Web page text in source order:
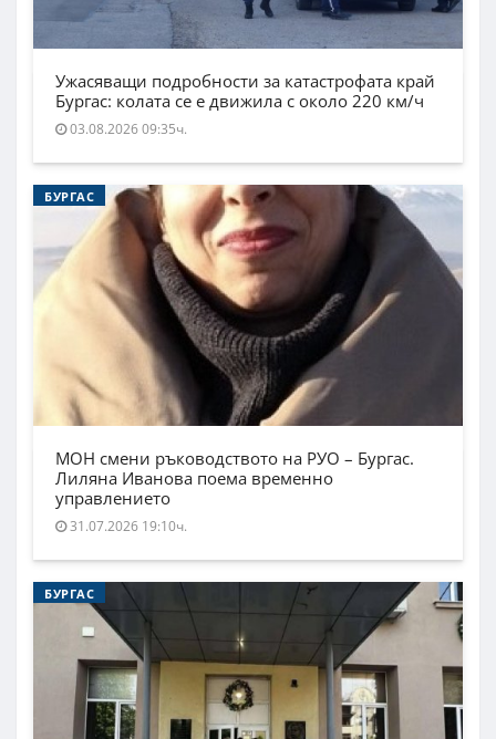
Ужасяващи подробности за катастрофата край
Бургас: колата се е движила с около 220 км/ч
03.08.2026 09:35ч.
БУРГАС
МОН смени ръководството на РУО – Бургас.
Лиляна Иванова поема временно
управлението
31.07.2026 19:10ч.
БУРГАС